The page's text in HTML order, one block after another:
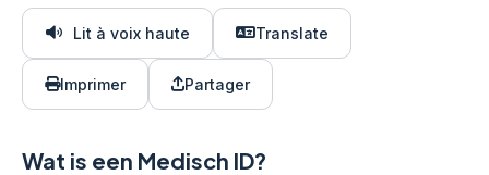
Lit à voix haute Translate
Imprimer Partager
Wat is een Medisch ID?